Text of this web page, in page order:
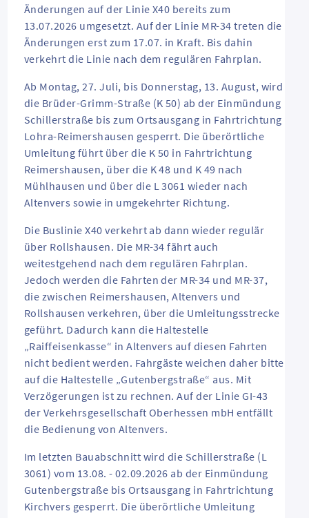
Änderungen auf der Linie X40 bereits zum
13.07.2026 umgesetzt. Auf der Linie MR-34 treten die
Änderungen erst zum 17.07. in Kraft. Bis dahin
verkehrt die Linie nach dem regulären Fahrplan.
Ab Montag, 27. Juli, bis Donnerstag, 13. August, wird
die Brüder-Grimm-Straße (K 50) ab der Einmündung
Schillerstraße bis zum Ortsausgang in Fahrtrichtung
Lohra-Reimershausen gesperrt. Die überörtliche
Umleitung führt über die K 50 in Fahrtrichtung
Reimershausen, über die K 48 und K 49 nach
Mühlhausen und über die L 3061 wieder nach
Altenvers sowie in umgekehrter Richtung.
Die Buslinie X40 verkehrt ab dann wieder regulär
über Rollshausen. Die MR-34 fährt auch
weitestgehend nach dem regulären Fahrplan.
Jedoch werden die Fahrten der MR-34 und MR-37,
die zwischen Reimershausen, Altenvers und
Rollshausen verkehren, über die Umleitungsstrecke
geführt. Dadurch kann die Haltestelle
„Raiffeisenkasse“ in Altenvers auf diesen Fahrten
nicht bedient werden. Fahrgäste weichen daher bitte
auf die Haltestelle „Gutenbergstraße“ aus. Mit
Verzögerungen ist zu rechnen. Auf der Linie GI-43
der Verkehrsgesellschaft Oberhessen mbH entfällt
die Bedienung von Altenvers.
Im letzten Bauabschnitt wird die Schillerstraße (L
3061) vom 13.08. - 02.09.2026 ab der Einmündung
Gutenbergstraße bis Ortsausgang in Fahrtrichtung
Kirchvers gesperrt. Die überörtliche Umleitung